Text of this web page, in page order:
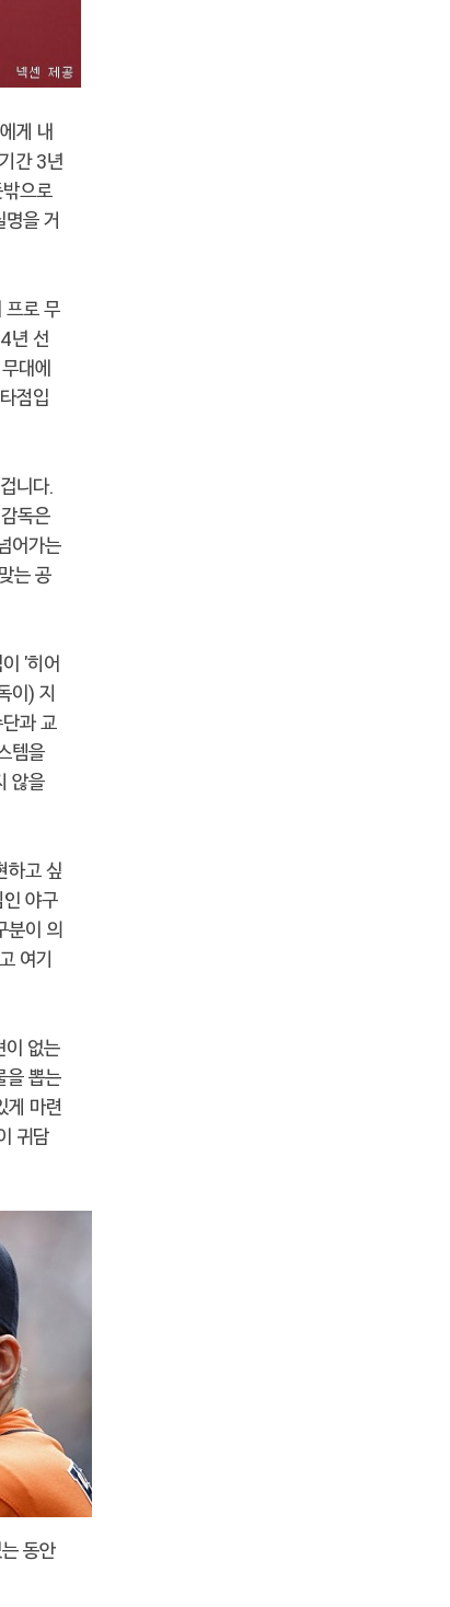
게 내
간 3년
으로
을 거
프로 무
년 선
대에
점입
니다.
독은
어가는
는 공
'히어
이) 지
과 교
템을
않을
하고 싶
야구
분이 의
여기
이 없는
을 뽑는
게 마련
귀담
동안